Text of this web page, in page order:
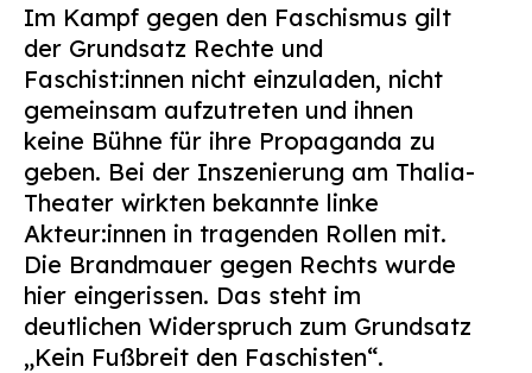
Im Kampf gegen den Faschismus gilt
der Grundsatz Rechte und
Faschist:innen nicht einzuladen, nicht
gemeinsam aufzutreten und ihnen
keine Bühne für ihre Propaganda zu
geben. Bei der Inszenierung am Thalia-
Theater wirkten bekannte linke
Akteur:innen in tragenden Rollen mit.
Die Brandmauer gegen Rechts wurde
hier eingerissen. Das steht im
deutlichen Widerspruch zum Grundsatz
„Kein Fußbreit den Faschisten“.